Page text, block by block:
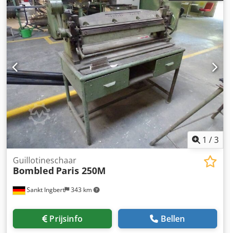
1 /3
Sankt Ingbert 343 km
Guillotineschaar
Bombled Paris 250M
Prijsinfo Bellen